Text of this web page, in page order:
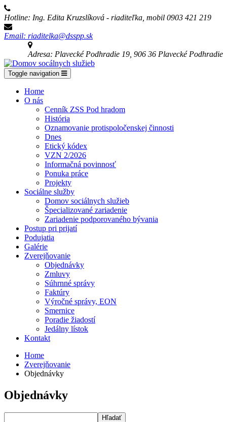
Hotline: Ing. Edita Kruzslíková - riaditeľka, mobil 0903 421 219
Email: riaditelka@dsspp.sk
Adresa: Plavecké Podhradie 19, 906 36 Plavecké Podhradie
Toggle navigation
Home
O nás
Cenník ZSS Pod hradom
História
Oznamovanie protispoločenskej činnosti
Dnes
Etický kódex
VZN 2/2026
Informačná povinnosť
Ponuka práce
Projekty
Sociálne služby
Domov sociálnych služieb
Špecializované zariadenie
Zariadenie podporovaného bývania
Postup pri prijatí
Podujatia
Galérie
Zverejňovanie
Objednávky
Zmluvy
Súhrnné správy
Faktúry
Výročné správy, EON
Smernice
Poradie žiadostí
Jedálny lístok
Kontakt
Home
Zverejňovanie
Objednávky
Objednávky